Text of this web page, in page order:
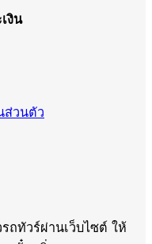
งิน
ส่วนตัว
ถทัวร์ผ่านเว็บไซต์ ให้